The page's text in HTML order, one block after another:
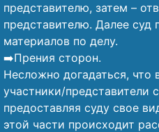
представителю, затем –
представителю. Далее суд
материалов по делу.
➡️Прения сторон.
Несложно догадаться, что
участники/представители
предоставляя суду свое
этой части происходит